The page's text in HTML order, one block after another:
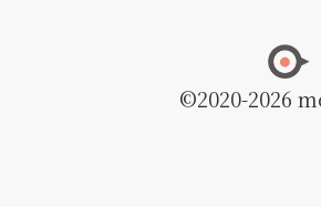
©2020-2026